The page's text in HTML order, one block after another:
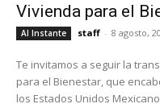
Vivienda para el
Al Instante staff - 8 agosto,
Te invitamos a seguir la
para el Bienestar, que
los Estados Unidos